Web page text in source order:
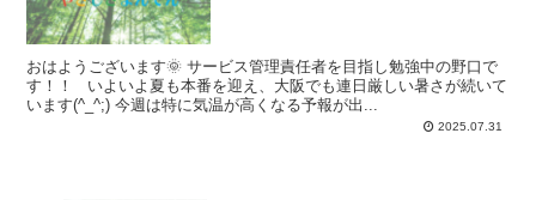
おはようございます🌞 サービス管理責任者を目指し勉強中の野口で
す！！ いよいよ夏も本番を迎え、大阪でも連日厳しい暑さが続いて
います(^_^;) 今週は特に気温が高くなる予報が出...
2025.07.31